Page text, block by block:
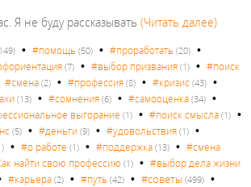
Я не буду рассказывать (Читать далее)
• #помощь (50) • #проработать (20) •
(7) • #выбор призвания (1) • #поиск
#смена (2) • #профессия (8) • #кризис (43) •
(13) • #сомнения (6) • #самооценка (34) •
выгорание (1) • #поиск смысла (1) •
(5) • #деньги (9) • #удовольствия (1) •
• #о работе (1) • #поддержка (13) • #смена
найти свою профессию (1) • #выбор дела жизни
#карьера (2) • #путь (42) • #советы (499) •